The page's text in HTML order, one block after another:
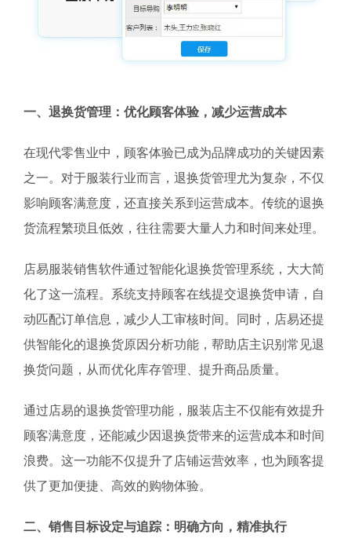
一、退换货管理：优化顾客体验，减少运营成本
在现代零售业中，顾客体验已成为品牌成功的关键因素
之一。对于服装行业而言，退换货管理尤为复杂，不仅
影响顾客满意度，还直接关系到运营成本。传统的退换
货流程繁琐且低效，往往需要大量人力和时间来处理。
店易服装销售软件通过智能化退换货管理系统，大大简
化了这一流程。系统支持顾客在线提交退换货申请，自
动匹配订单信息，减少人工审核时间。同时，店易还提
供智能化的退换货原因分析功能，帮助店主识别常见退
换货问题，从而优化库存管理、提升商品质量。
通过店易的退换货管理功能，服装店主不仅能有效提升
顾客满意度，还能减少因退换货带来的运营成本和时间
浪费。这一功能不仅提升了店铺运营效率，也为顾客提
供了更加便捷、高效的购物体验。
二、销售目标设定与追踪：明确方向，精准执行